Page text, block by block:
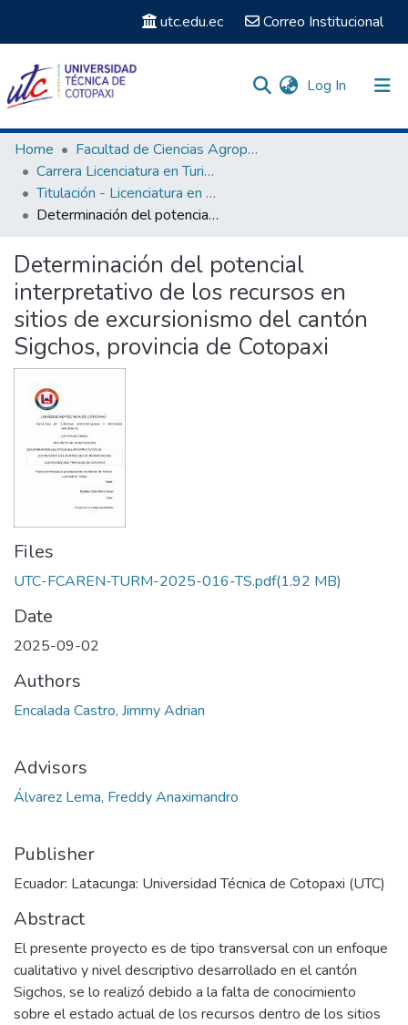
utc.edu.ec Correo Institucional
Log In (current)
Communities & Collections
Search
Statistics
Home
Facultad de Ciencias Agropecuarias y Recursos Naturales
Carrera Licenciatura en Turismo
Titulación - Licenciatura en Turismo
Determinación del potencial interpretativo de los recursos en sitios de excursionismo del cantón Sigchos, provincia de Cotopaxi
Determinación del potencial
interpretativo de los recursos en
sitios de excursionismo del cantón
Sigchos, provincia de Cotopaxi
Files
UTC-FCAREN-TURM-2025-016-TS.pdf(1.92 MB)
Date
2025-09-02
Authors
Encalada Castro, Jimmy Adrian
Advisors
Álvarez Lema, Freddy Anaximandro
Publisher
Ecuador: Latacunga: Universidad Técnica de Cotopaxi (UTC)
Abstract
El presente proyecto es de tipo transversal con un enfoque
cualitativo y nivel descriptivo desarrollado en el cantón
Sigchos, se lo realizó debido a la falta de conocimiento
sobre el estado actual de los recursos dentro de los sitios